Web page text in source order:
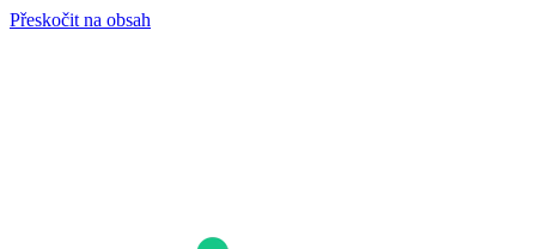
Přeskočit na obsah